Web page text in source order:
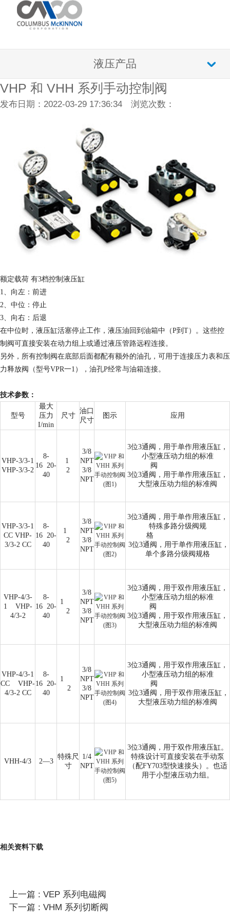
液压产品
VHP 和 VHH 系列手动控制阀
发布日期：2022-03-29 17:36:34 浏览次数：
额定载荷 有3档控制液压缸
1、向左：前进
2、中位：停止
3、向右：后退
在中位时，液压缸活塞停止工作，液压油回到油箱中（P到T）。这些控
制阀可直接安装在动力组上或通过液压管路远程连接。
另外，所有控制阀在底部后面都配有额外的油孔，可用于连接压力表和压
力释放阀（型号VPR一1），油孔P经常与油箱连接。
技术参数：
型号
最大
压力
I/min
尺寸
油口
尺寸
图示 应用
VHP-3/3-1
VHP-3/3-2
8-
16 20-
40
1
2
3/8
NPT
3/8
NPT
3位3通阀，用于单作用液压缸，
小型液压动力组的标准
阀
3位3通阀，用于单作用液压缸，
大型液压动力组的标准阀
VHP-3/3-1
CC VHP-
3/3-2 CC
8-
16 20-
40
1
2
3/8
NPT
3/8
NPT
3位3通阀，用于单作用液压缸，
特殊多路分级阀规
格
3位3通阀，用于单作用液压缸，
单个多路分级阀规格
VHP-4/3-
1
VHP-
4/3-2
8-
16 20-
40
1
2
3/8
NPT
3/8
NPT
3位3通阀，用于双作用液压缸，
小型液压动力组的标准
阀
3位3通阀，用于双作用液压缸，
大型液压动力组的标准阀
VHP-4/3-1
CC
VHP-
4/3-2 CC
8-
16 20-
40
1
2
3/8
NPT
3/8
NPT
3位3通阀，用于双作用液压缸，
小型液压动力组的标准
阀
3位3通阀，用于双作用液压缸，
大型液压动力组的标准阀
VHH-4/3 2—3
特殊尺
寸
1/4
NPT
3位3通阀，用于双作用液压缸。
特殊设计可直接安装在手动泵
（配FY703型快速接头）。也适
用于小型液压动力组。
相关资料下载
上一篇 : VEP 系列电磁阀
下一篇 : VHM 系列切断阀